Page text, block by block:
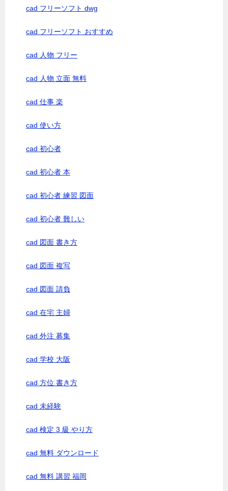
cad フリーソフト dwg
cad フリーソフト おすすめ
cad 人物 フリー
cad 人物 立面 無料
cad 仕事 楽
cad 使い方
cad 初心者
cad 初心者 本
cad 初心者 練習 図面
cad 初心者 難しい
cad 図面 書き方
cad 図面 複写
cad 図面 請負
cad 在宅 主婦
cad 外注 募集
cad 学校 大阪
cad 方位 書き方
cad 未経験
cad 検定 3 級 やり方
cad 無料 ダウンロード
cad 無料 講習 福岡